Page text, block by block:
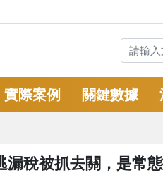
實際案例 關鍵數據
漏稅被抓去關，是常